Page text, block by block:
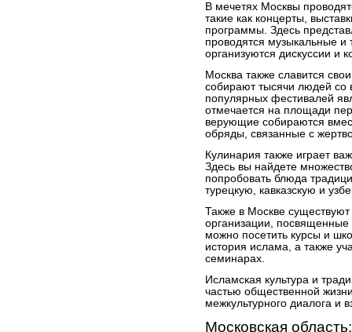
В мечетях Москвы
такие как концерты,
программы. Здесь
проводятся музыкальные и
организуются дискуссии и
Москва также славится
собирают тысячи людей
популярных фестивалей
отмечается на площади
верующие собираются
обряды, связанные с
Кулинария также играет
Здесь вы найдете
попробовать блюда
турецкую, кавказскую и
Также в Москве
организации, посвященные
можно посетить курсы и
история ислама, а также
семинарах.
Исламская культура и
частью общественной
межкультурного диалога и
Московская